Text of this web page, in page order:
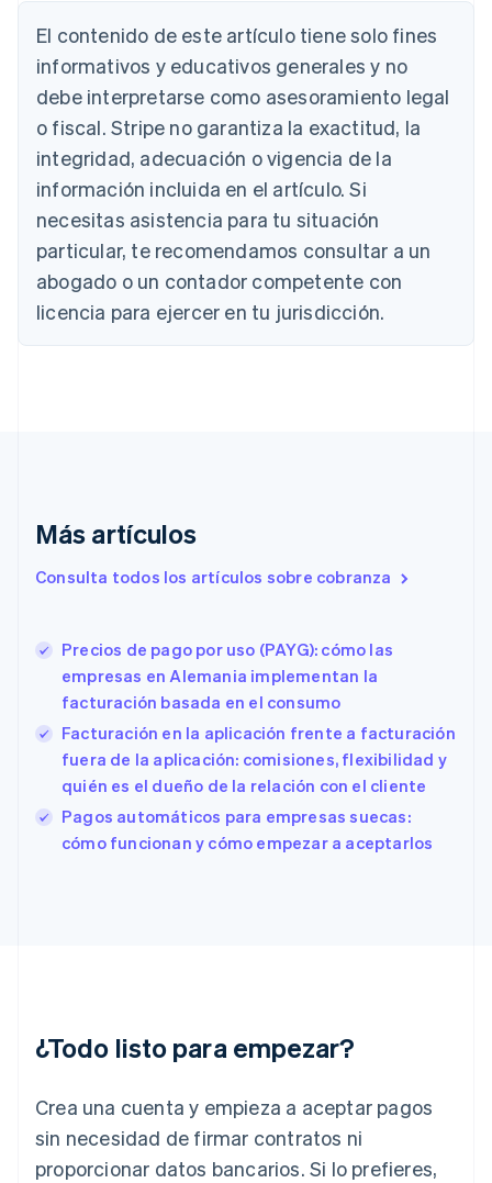
El contenido de este artículo tiene solo fines
informativos y educativos generales y no
debe interpretarse como asesoramiento legal
o fiscal. Stripe no garantiza la exactitud, la
integridad, adecuación o vigencia de la
información incluida en el artículo. Si
necesitas asistencia para tu situación
particular, te recomendamos consultar a un
abogado o un contador competente con
licencia para ejercer en tu jurisdicción.
Más artículos
Consulta todos los artículos sobre cobranza
Precios de pago por uso (PAYG): cómo las
empresas en Alemania implementan la
facturación basada en el consumo
Facturación en la aplicación frente a facturación
fuera de la aplicación: comisiones, flexibilidad y
quién es el dueño de la relación con el cliente
Pagos automáticos para empresas suecas:
cómo funcionan y cómo empezar a aceptarlos
¿Todo listo para empezar?
Crea una cuenta y empieza a aceptar pagos
sin necesidad de firmar contratos ni
proporcionar datos bancarios. Si lo prefieres,
Alemania
Deutsch
Australia
English
Austria
Bélgica
NederlandsFrançaisDeutschEnglish
Brasil
Português English
Bulgaria
English
Canadá
English Français
China continental
English
Eslovaquia
España
EspañolEnglish
Estados Unidos
English Español 简体中文
English
Finlandia
English Svenska
Francia
Irlanda
Italia
English
Japón
日本語English